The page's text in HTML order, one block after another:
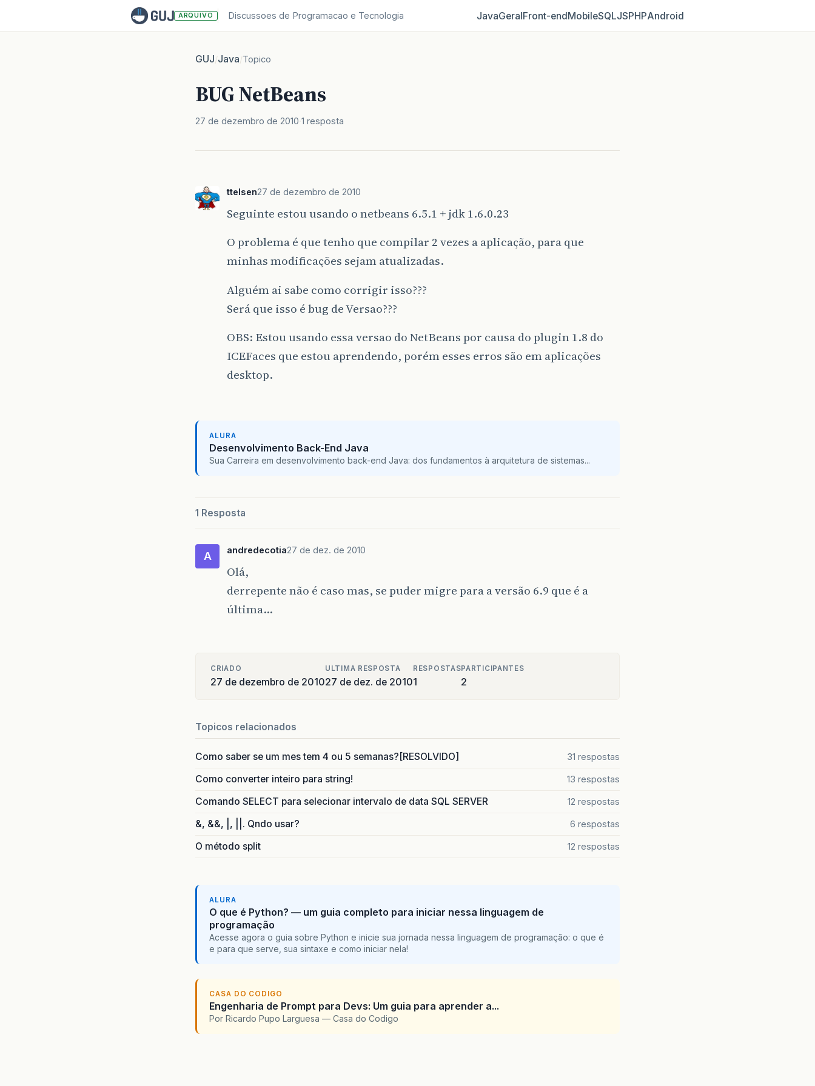
ARQUIVO Discussoes de Programacao e Tecnologia JavaGeralFront‑endMobileSQLJSPHPAndroid
GUJ/Java/Topico
BUG NetBeans
27 de dezembro de 2010 1 resposta
ttelsen27 de dezembro de 2010
Seguinte estou usando o netbeans 6.5.1 + jdk 1.6.0.23
O problema é que tenho que compilar 2 vezes a aplicação, para que
minhas modificações sejam atualizadas.
Alguém ai sabe como corrigir isso???
Será que isso é bug de Versao???
OBS: Estou usando essa versao do NetBeans por causa do plugin 1.8 do
ICEFaces que estou aprendendo, porém esses erros são em aplicações
desktop.
ALURA
Desenvolvimento Back-End Java
Sua Carreira em desenvolvimento back-end Java: dos fundamentos à arquitetura de sistemas...
1 Resposta
A andredecotia27 de dez. de 2010
Olá,
derrepente não é caso mas, se puder migre para a versão 6.9 que é a
última…
CRIADO
27 de dezembro de 2010
ULTIMA RESPOSTA
27 de dez. de 2010
RESPOSTAS
1
PARTICIPANTES
2
Topicos relacionados
Como saber se um mes tem 4 ou 5 semanas?[RESOLVIDO] 31 respostas
Como converter inteiro para string! 13 respostas
Comando SELECT para selecionar intervalo de data SQL SERVER 12 respostas
&, &&, |, ||. Qndo usar? 6 respostas
O método split 12 respostas
ALURA
O que é Python? — um guia completo para iniciar nessa linguagem de
programação
Acesse agora o guia sobre Python e inicie sua jornada nessa linguagem de programação: o que é
e para que serve, sua sintaxe e como iniciar nela!
CASA DO CODIGO
Engenharia de Prompt para Devs: Um guia para aprender a...
Por Ricardo Pupo Larguesa — Casa do Codigo